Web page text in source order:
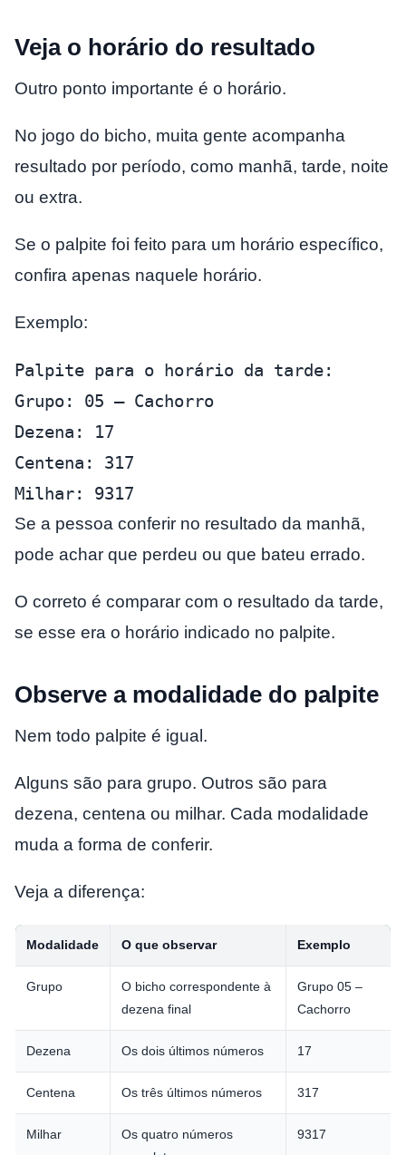
Veja o horário do resultado
Outro ponto importante é o horário.
No jogo do bicho, muita gente acompanha
resultado por período, como manhã, tarde, noite
ou extra.
Se o palpite foi feito para um horário específico,
confira apenas naquele horário.
Exemplo:
Palpite para o horário da tarde:
Grupo: 05 – Cachorro
Dezena: 17
Centena: 317
Milhar: 9317
Se a pessoa conferir no resultado da manhã,
pode achar que perdeu ou que bateu errado.
O correto é comparar com o resultado da tarde,
se esse era o horário indicado no palpite.
Observe a modalidade do palpite
Nem todo palpite é igual.
Alguns são para grupo. Outros são para
dezena, centena ou milhar. Cada modalidade
muda a forma de conferir.
Veja a diferença:
Modalidade O que observar Exemplo
Grupo
O bicho correspondente à
dezena final
Grupo 05 –
Cachorro
Dezena Os dois últimos números 17
Centena Os três últimos números 317
Milhar
Os quatro números
9317